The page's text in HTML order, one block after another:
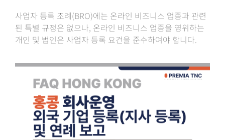
사업자 등록 조례(BRO)에는 온라인 비즈니스 업종과 관련
된 특별 규정은 없으나, 온라인 비즈니스 업종을 영위하는
개인 및 법인은 사업자 등록 요건을 준수하여야 합니다.